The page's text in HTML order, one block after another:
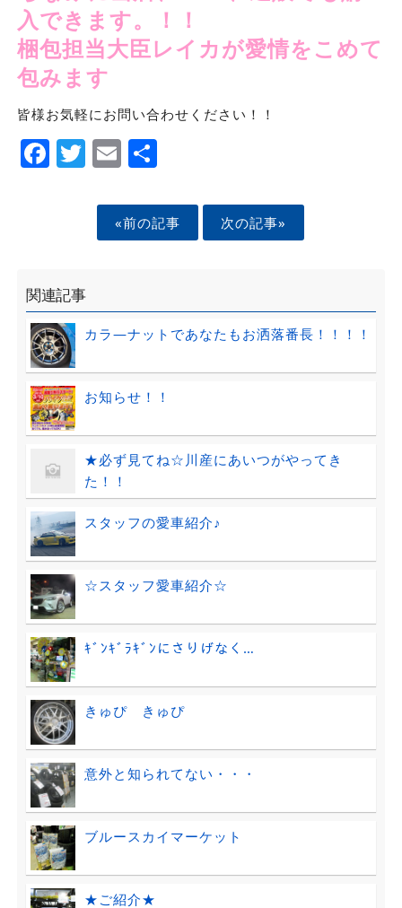
入できます。！！
梱包担当大臣レイカが愛情をこめて
包みます
皆様お気軽にお問い合わせください！！
Facebook
Twitter
EmailShare
«前の記事 次の記事»
関連記事
カラ―ナットであなたもお洒落番長！！！！
お知らせ！！
★必ず見てね☆川産にあいつがやってき
た！！
スタッフの愛車紹介♪
☆スタッフ愛車紹介☆
ｷﾞﾝｷﾞﾗｷﾞﾝにさりげなく…
きゅぴ きゅぴ
意外と知られてない・・・
ブルースカイマーケット
★ご紹介★